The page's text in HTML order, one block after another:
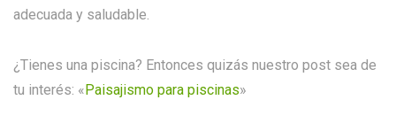
adecuada y saludable.
¿Tienes una piscina? Entonces quizás nuestro post sea de
tu interés: « Paisajismo para piscinas»